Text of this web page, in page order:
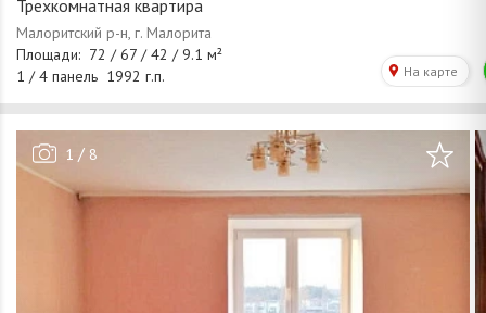
Трехкомнатная квартира
1 / 8